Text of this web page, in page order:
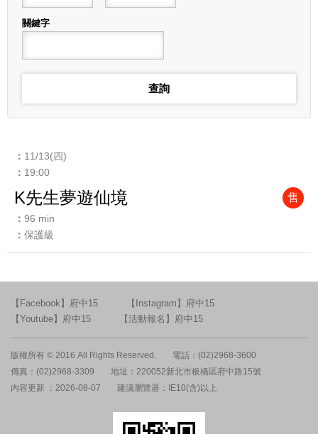
結束日期
關鍵字
11/13(四)
19:00
K先生夢遊仙境 售
96 min
保護級
【Facebook】府中15
【Instagram】府中15
【Youtube】府中15
【活動報名】府中15
版權所有 © 2016 All Rights Reserved.
電話：(02)2968-3600
傳真：(02)2968-3309
地址：220052新北市板橋區府中路15號
內容更新 ：2026-08-07
建議瀏覽器：IE10(含)以上